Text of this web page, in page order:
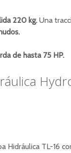
220 kg. Una
de hasta 75 HP.
Hidráulica TL-16